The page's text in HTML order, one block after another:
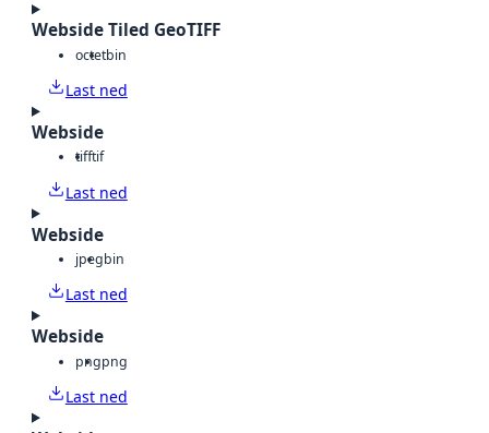
Webside Tiled GeoTIFF
octetbin
Last ned
Webside
tifftif
Last ned
Webside
jpegbin
Last ned
Webside
pngpng
Last ned